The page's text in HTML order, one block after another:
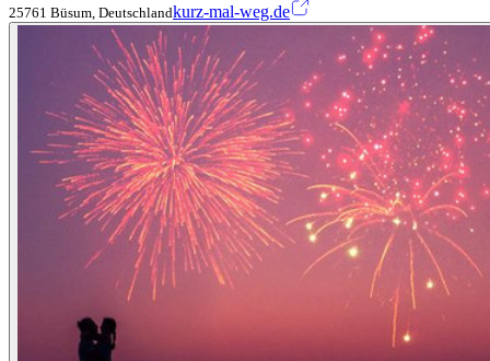
25761 Büsum, Deutschlandkurz-mal-weg.de